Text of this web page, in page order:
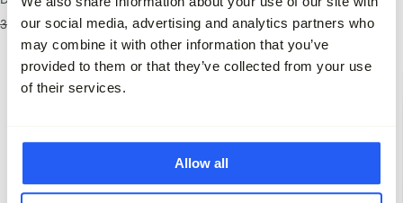
our social media, advertising and analytics partners who
may combine it with other information that you’ve
provided to them or that they’ve collected from your use
of their services.
Allow all
319,95
159,95
559,95 155,95